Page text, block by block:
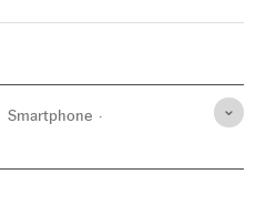
Instagram
en Facebook
Smartphone